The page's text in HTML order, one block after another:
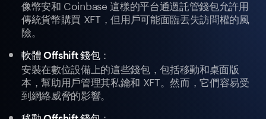
像幣安和 Coinbase 這樣的平台通過託管錢包允許用
傳統貨幣購買 XFT，但用戶可能面臨丟失訪問權的風
險。
軟體 Offshift 錢包：
安裝在數位設備上的這些錢包，包括移動和桌面版
本，幫助用戶管理其私鑰和 XFT。然而，它們容易受
到網絡威脅的影響。